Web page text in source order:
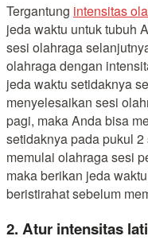
Tergantung intensitas
jeda waktu untuk tubuh
sesi olahraga
olahraga dengan
jeda waktu setidaknya
menyelesaikan sesi
pagi, maka Anda bisa
setidaknya pada pukul
memulai olahraga sesi
maka berikan jeda
beristirahat sebelum
2. Atur intensitas